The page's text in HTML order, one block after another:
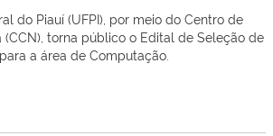
do Piauí (UFPI), por meio do Centro de
(CCN), torna público o Edital de Seleção de
a área de Computação.